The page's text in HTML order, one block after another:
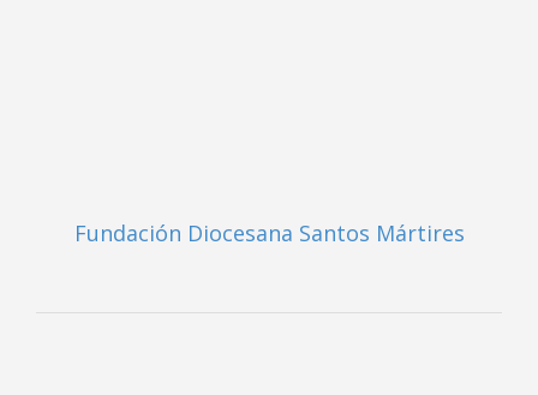
Fundación Diocesana Santos Mártires